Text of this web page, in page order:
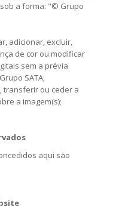
sob a forma: "© Grupo
adicionar, excluir,
de cor ou modificar
sem a prévia
SATA;
transferir ou ceder a
a imagem(s);
aqui são